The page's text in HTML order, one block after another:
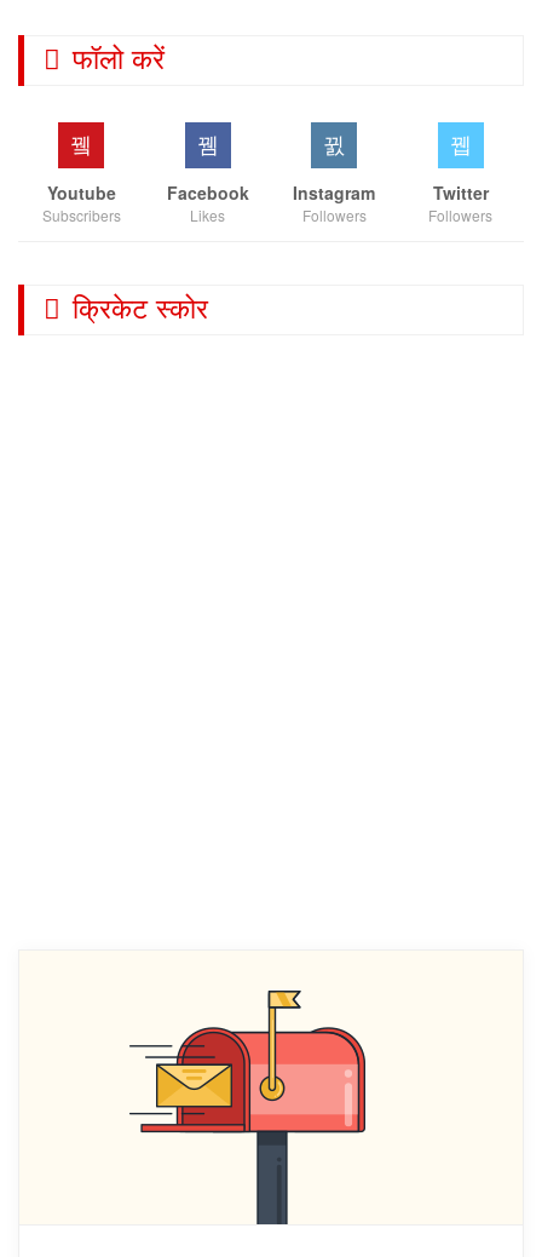
फॉलो करें
Youtube
Subscribers
Facebook
Likes
Instagram
Followers
Twitter
Followers
क्रिकेट स्कोर